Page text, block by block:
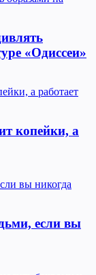
«Одиссеи»
копейки, а
если вы